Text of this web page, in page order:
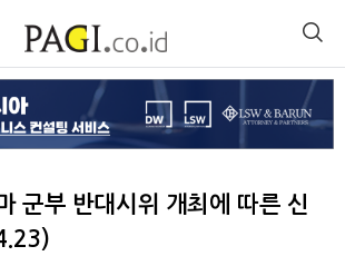
군부 반대시위 개최에 따른 신